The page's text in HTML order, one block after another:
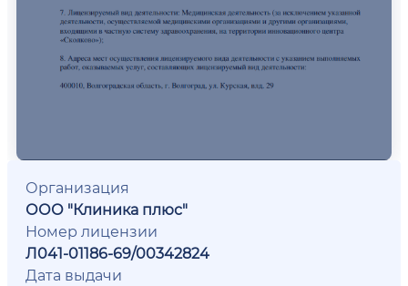
Организация
ООО "Клиника плюс"
Номер лицензии
Л041-01186-69/00342824
Дата выдачи